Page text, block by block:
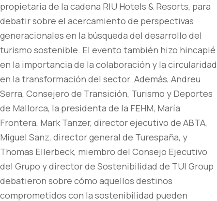
propietaria de la cadena RIU Hotels & Resorts, para
debatir sobre el acercamiento de perspectivas
generacionales en la búsqueda del desarrollo del
turismo sostenible. El evento también hizo hincapié
en la importancia de la colaboración y la circularidad
en la transformación del sector. Además, Andreu
Serra, Consejero de Transición, Turismo y Deportes
de Mallorca, la presidenta de la FEHM, María
Frontera, Mark Tanzer, director ejecutivo de ABTA,
Miguel Sanz, director general de Turespaña, y
Thomas Ellerbeck, miembro del Consejo Ejecutivo
del Grupo y director de Sostenibilidad de TUI Group
debatieron sobre cómo aquellos destinos
comprometidos con la sostenibilidad pueden